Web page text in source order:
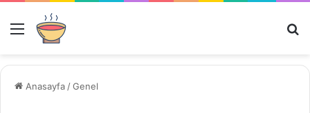
Menü
Anasayfa /Genel